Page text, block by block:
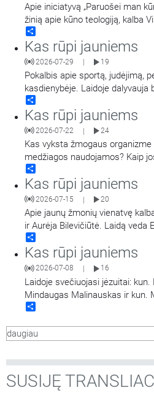
Apie iniciatyvą „Paruošei man
žinią apie kūno teologiją, kalba
šventovės jaunimas.
Kas rūpi jauniems
2026-07-29 19
Pokalbis apie sportą, judėjimą,
kasdienybėje. Laidoje dalyvauja
taurės laimėtojas, tris kartus
oro karalius, dabar – krepšinio
Laidą veda Jonas Tamulis.
klausimais kalbinamas jaunimas
Kas rūpi jauniems
2026-07-22 | 24
Kas vyksta žmogaus
medžiagos naudojamos? Kaip
rizikuoja žmonės jas
Vilniaus Santaros klinikų
vadovas, gydytojas
Kalbina Regina Statkuvienė.
Kas rūpi jauniems
2026-07-15 | 20
Apie jaunų žmonių vienatvę
ir Aurėja Bilevičiūtė. Laidą veda
Kas rūpi jauniems
2026-07-08 16
Laidoje svečiuojasi jėzuitai:
Mindaugas Malinauskas ir kun.
Pristato „Magis“ projektą ir
daugiau
SUSIJĘ